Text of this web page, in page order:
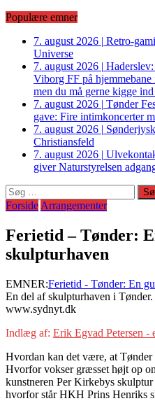
Populære emner
7. august 2026 | Retro-
Universe
7. august 2026 |
Viborg FF på
men du må gerne kigge
7. august 2026 | Tønder
gave: Fire intimkoncerter
7. august 2026 |
Christiansfeld
7. august 2026 |
giver Naturstyrelsen
Søg
efter:
Forside Arrangementer
Ferietid – Tønder:
skulpturhaven
EMNER:Ferietid - Tønder: En
En del af skulpturhaven i
www.sydnyt.dk
Indlæg af: Erik Egvad Petersen -
Hvordan kan det være, at Tønder
Hvorfor vokser græsset højt op
kunstneren Per Kirkebys
hvorfor står HKH Prins Henriks